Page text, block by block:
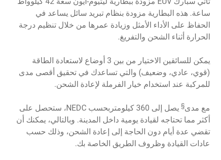
ساعة. هذه البطارية مزودة بنظام تبريد سائل يساعد في
الحفاظ على الأداء الأمثل وزيادة عمرها من خلال تنظيم درجة
الحرارة أثناء الشحن والتفريغ.
يمكن للسائقين الاختيار من بين 3 أوضاع لاستعادة الطاقة
(قوي، عادي، وضعيف) والتي تساعدك في تحقيق أقصى مدى
للمركبة عند استخدام خيار الفرملة لإعادة الشحن.
مع مدى§
يصل إلى 360 كيلومتربحسب NEDC، ستحصل على
أكثر مما تحتاجه لقيادة يومية داخل المدينة. وبالتالي، يمكنك أن
تقضي عدة أيام دون الحاجة إلى إعادة الشحن، وذلك حسب
عادات القيادة وظروف الطريق الخاصة بك.